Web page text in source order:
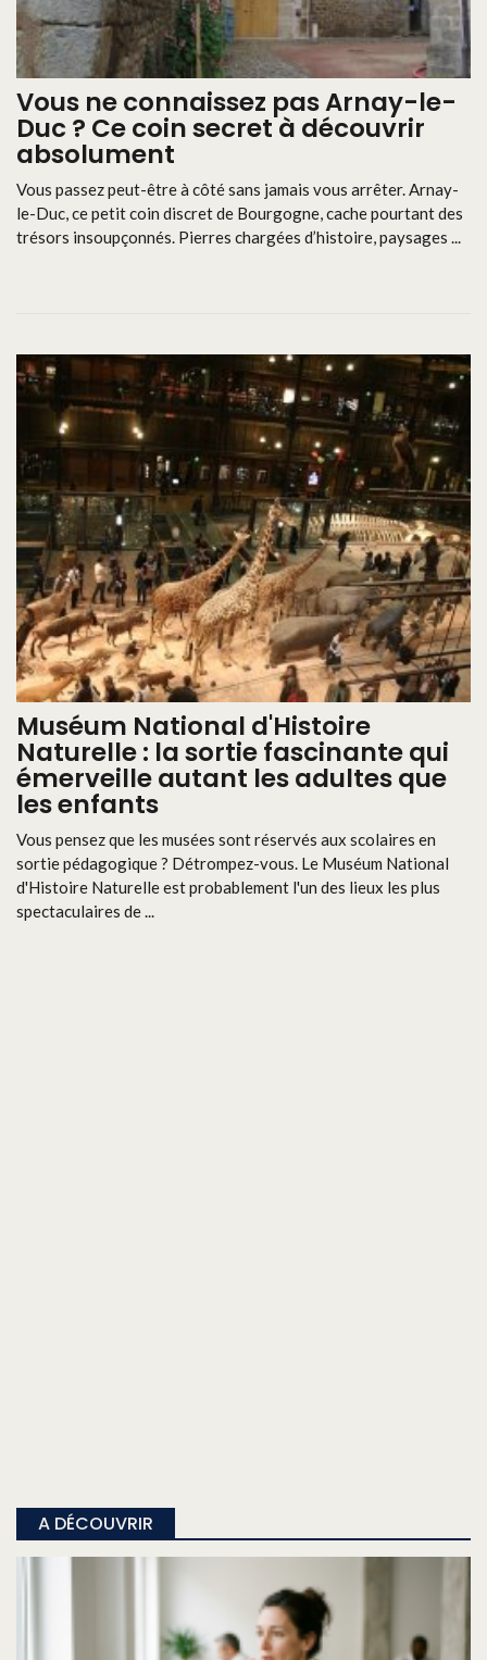
Vous ne connaissez pas Arnay-le-
Duc ? Ce coin secret à découvrir
absolument
Vous passez peut-être à côté sans jamais vous arrêter. Arnay-
le-Duc, ce petit coin discret de Bourgogne, cache pourtant des
trésors insoupçonnés. Pierres chargées d’histoire, paysages ...
Muséum National d'Histoire
Naturelle : la sortie fascinante qui
émerveille autant les adultes que
les enfants
Vous pensez que les musées sont réservés aux scolaires en
sortie pédagogique ? Détrompez-vous. Le Muséum National
d'Histoire Naturelle est probablement l'un des lieux les plus
spectaculaires de ...
A DÉCOUVRIR